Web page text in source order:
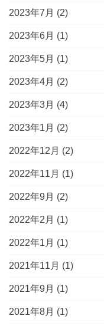
2023年7月 (2)
2023年6月 (1)
2023年5月 (1)
2023年4月 (2)
2023年3月 (4)
2023年1月 (2)
2022年12月 (2)
2022年11月 (1)
2022年9月 (2)
2022年2月 (1)
2022年1月 (1)
2021年11月 (1)
2021年9月 (1)
2021年8月 (1)